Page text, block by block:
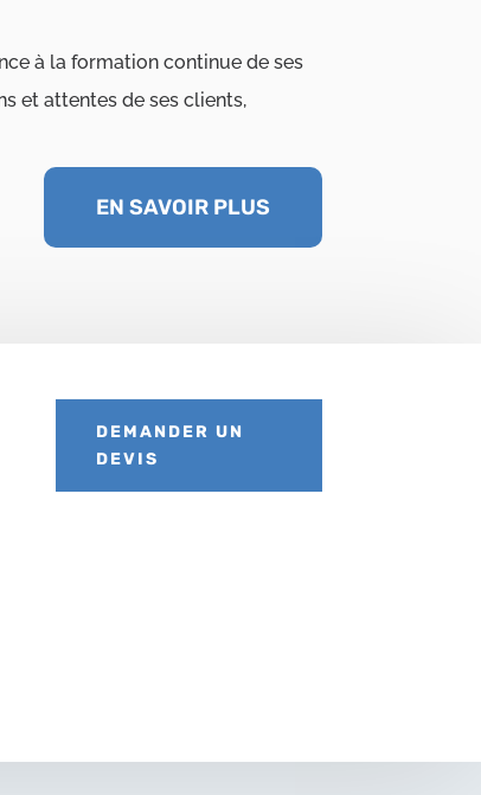
à la formation continue de ses
et attentes de ses clients,
EN SAVOIR PLUS
DEMANDER UN
DEVIS